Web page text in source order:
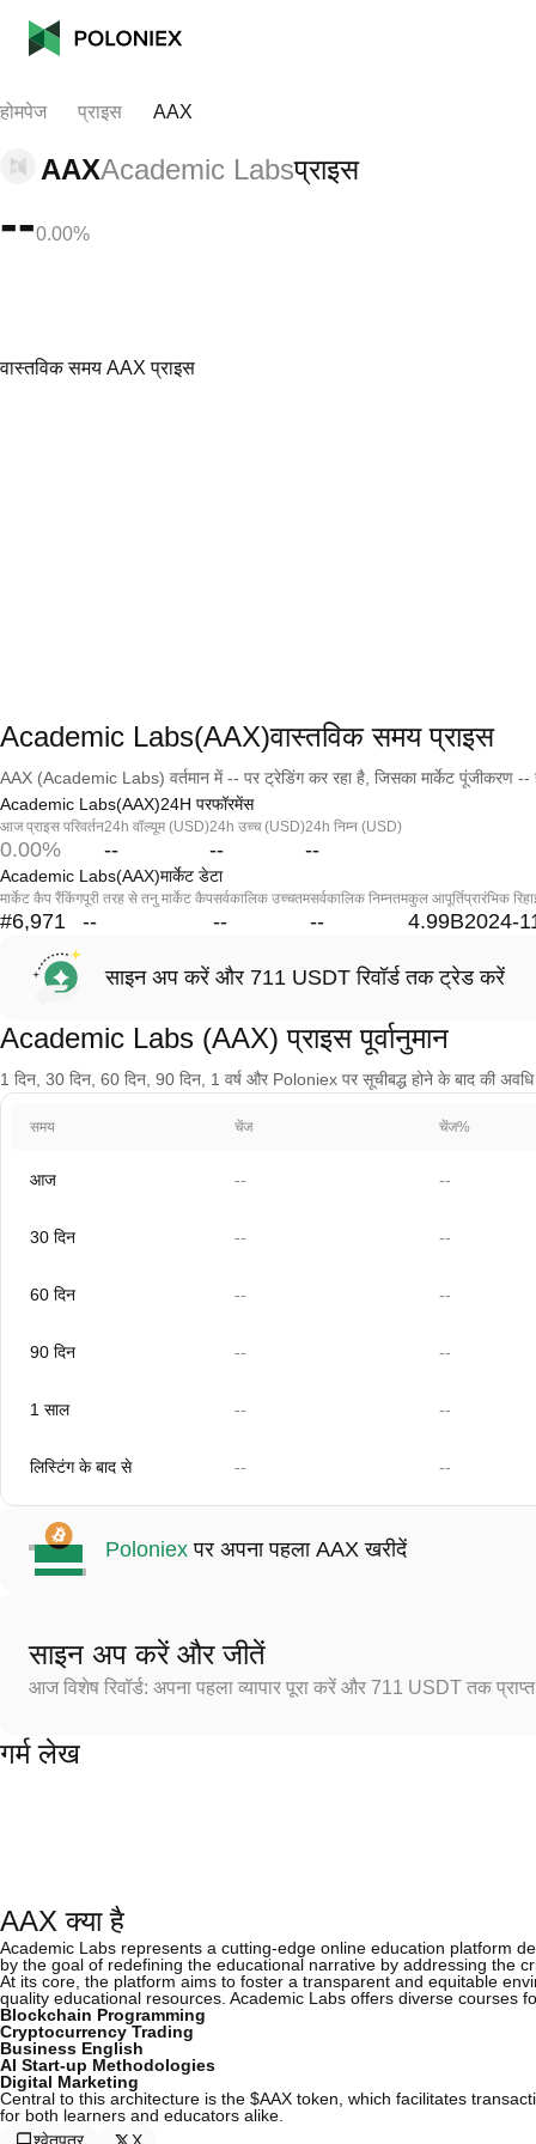
होमपेज प्राइस AAX
AAXAcademic Labsप्राइस
--0.00%
वास्तविक समय AAX प्राइस
Academic Labs(AAX)वास्तविक समय प्राइस
AAX (Academic Labs) वर्तमान में -- पर ट्रेडिंग कर रहा है, जिसका मार्केट पूंजीकरण --
Academic Labs(AAX)24H परफॉरमेंस
आज प्राइस परिवर्तन
0.00%
24h वॉल्यूम (USD)
--
24h उच्च (USD)
--
24h निम्न (USD)
--
Academic Labs(AAX)मार्केट डेटा
मार्केट कैप रैंकिंग
#6,971
पूरी तरह से तनु मार्केट कैप
--
सर्वकालिक उच्चतम
--
सर्वकालिक निम्नतम
--
कुल आपूर्ति
4.99B
प्रारंभिक
2024-
साइन अप करें और 711 USDT रिवॉर्ड तक ट्रेड करें
Academic Labs (AAX) प्राइस पूर्वानुमान
1 दिन, 30 दिन, 60 दिन, 90 दिन, 1 वर्ष और Poloniex पर सूचीबद्ध होने के बाद की
समय चेंज चेंज%
आज -- --
30 दिन -- --
60 दिन -- --
90 दिन -- --
1 साल -- --
लिस्टिंग के बाद से -- --
Poloniex पर अपना पहला AAX खरीदें
साइन अप करें और जीतें
आज विशेष रिवॉर्ड: अपना पहला व्यापार पूरा करें और 711 USDT तक
गर्म लेख
AAX क्या है
Academic Labs represents a cutting-edge online education platform
by the goal of redefining the educational narrative by addressing the
At its core, the platform aims to foster a transparent and equitable
quality educational resources. Academic Labs offers diverse courses
Blockchain Programming
Cryptocurrency Trading
Business English
AI Start-up Methodologies
Digital Marketing
Central to this architecture is the $AAX token, which facilitates
for both learners and educators alike.